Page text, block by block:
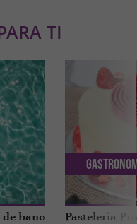
TI
de baño
Pastelería